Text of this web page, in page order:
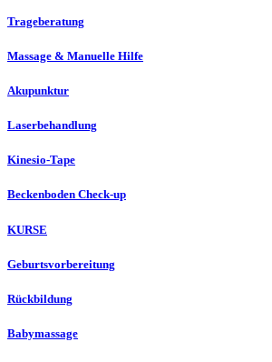
Trageberatung
Massage & Manuelle Hilfe
Akupunktur
Laserbehandlung
Kinesio-Tape
Beckenboden Check-up
KURSE
Geburtsvorbereitung
Rückbildung
Babymassage